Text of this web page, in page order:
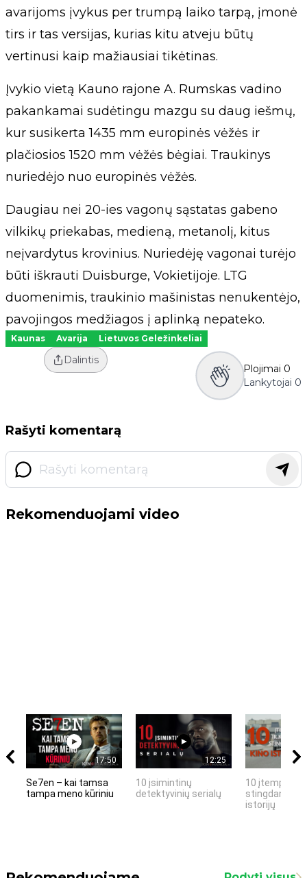
avarijoms įvykus per trumpą laiko tarpą, įmonė
tirs ir tas versijas, kurias kitu atveju būtų
vertinusi kaip mažiausiai tikėtinas.
Įvykio vietą Kauno rajone A. Rumskas vadino
pakankamai sudėtingu mazgu su daug iešmų,
kur susikerta 1435 mm europinės vėžės ir
plačiosios 1520 mm vėžės bėgiai. Traukinys
nuriedėjo nuo europinės vėžės.
Daugiau nei 20-ies vagonų sąstatas gabeno
vilkikų priekabas, medieną, metanolį, kitus
neįvardytus krovinius. Nuriedėję vagonai turėjo
būti iškrauti Duisburge, Vokietijoje. LTG
duomenimis, traukinio mašinistas nenukentėjo,
pavojingos medžiagos į aplinką nepateko.
Kaunas Avarija Lietuvos Geležinkeliai
Dalintis
Plojimai 0
Lankytojai 0
Rašyti komentarą
Rekomenduojami video
17:50
Se7en – kai tamsa
tampa meno kūriniu
12:25
10 įsimintinų
detektyvinių serialų
10 įtemptų,
stingdančių
istorijų